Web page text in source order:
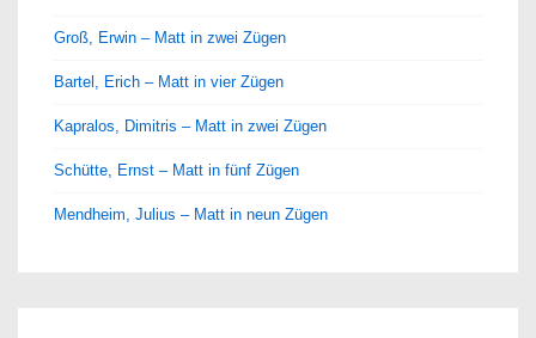
Groß, Erwin – Matt in zwei Zügen
Bartel, Erich – Matt in vier Zügen
Kapralos, Dimitris – Matt in zwei Zügen
Schütte, Ernst – Matt in fünf Zügen
Mendheim, Julius – Matt in neun Zügen